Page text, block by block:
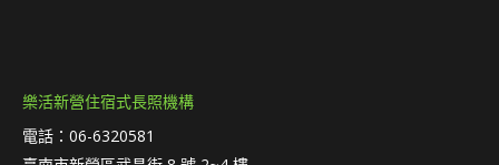
樂活新營住宿式長照機構
電話：06-6320581